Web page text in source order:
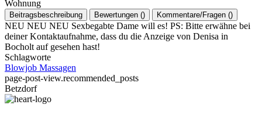
Wohnung
Beitragsbeschreibung Bewertungen () Kommentare/Fragen ()
NEU NEU NEU Sexbegabte Dame will es! PS: Bitte erwähne bei
deiner Kontaktaufnahme, dass du die Anzeige von Denisa in
Bocholt auf gesehen hast!
Schlagworte
Blowjob Massagen
page-post-view.recommended_posts
Betzdorf